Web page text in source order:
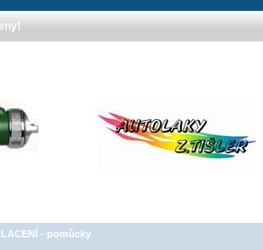
- pomůcky